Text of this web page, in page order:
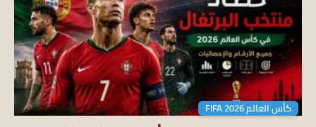
كأس العالم FIFA 2026